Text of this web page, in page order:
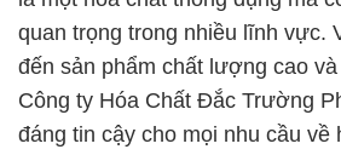
quan trọng trong nhiều lĩnh vực.
đến sản phẩm chất lượng cao
Công ty Hóa Chất Đắc Trường
đáng tin cậy cho mọi nhu cầu về